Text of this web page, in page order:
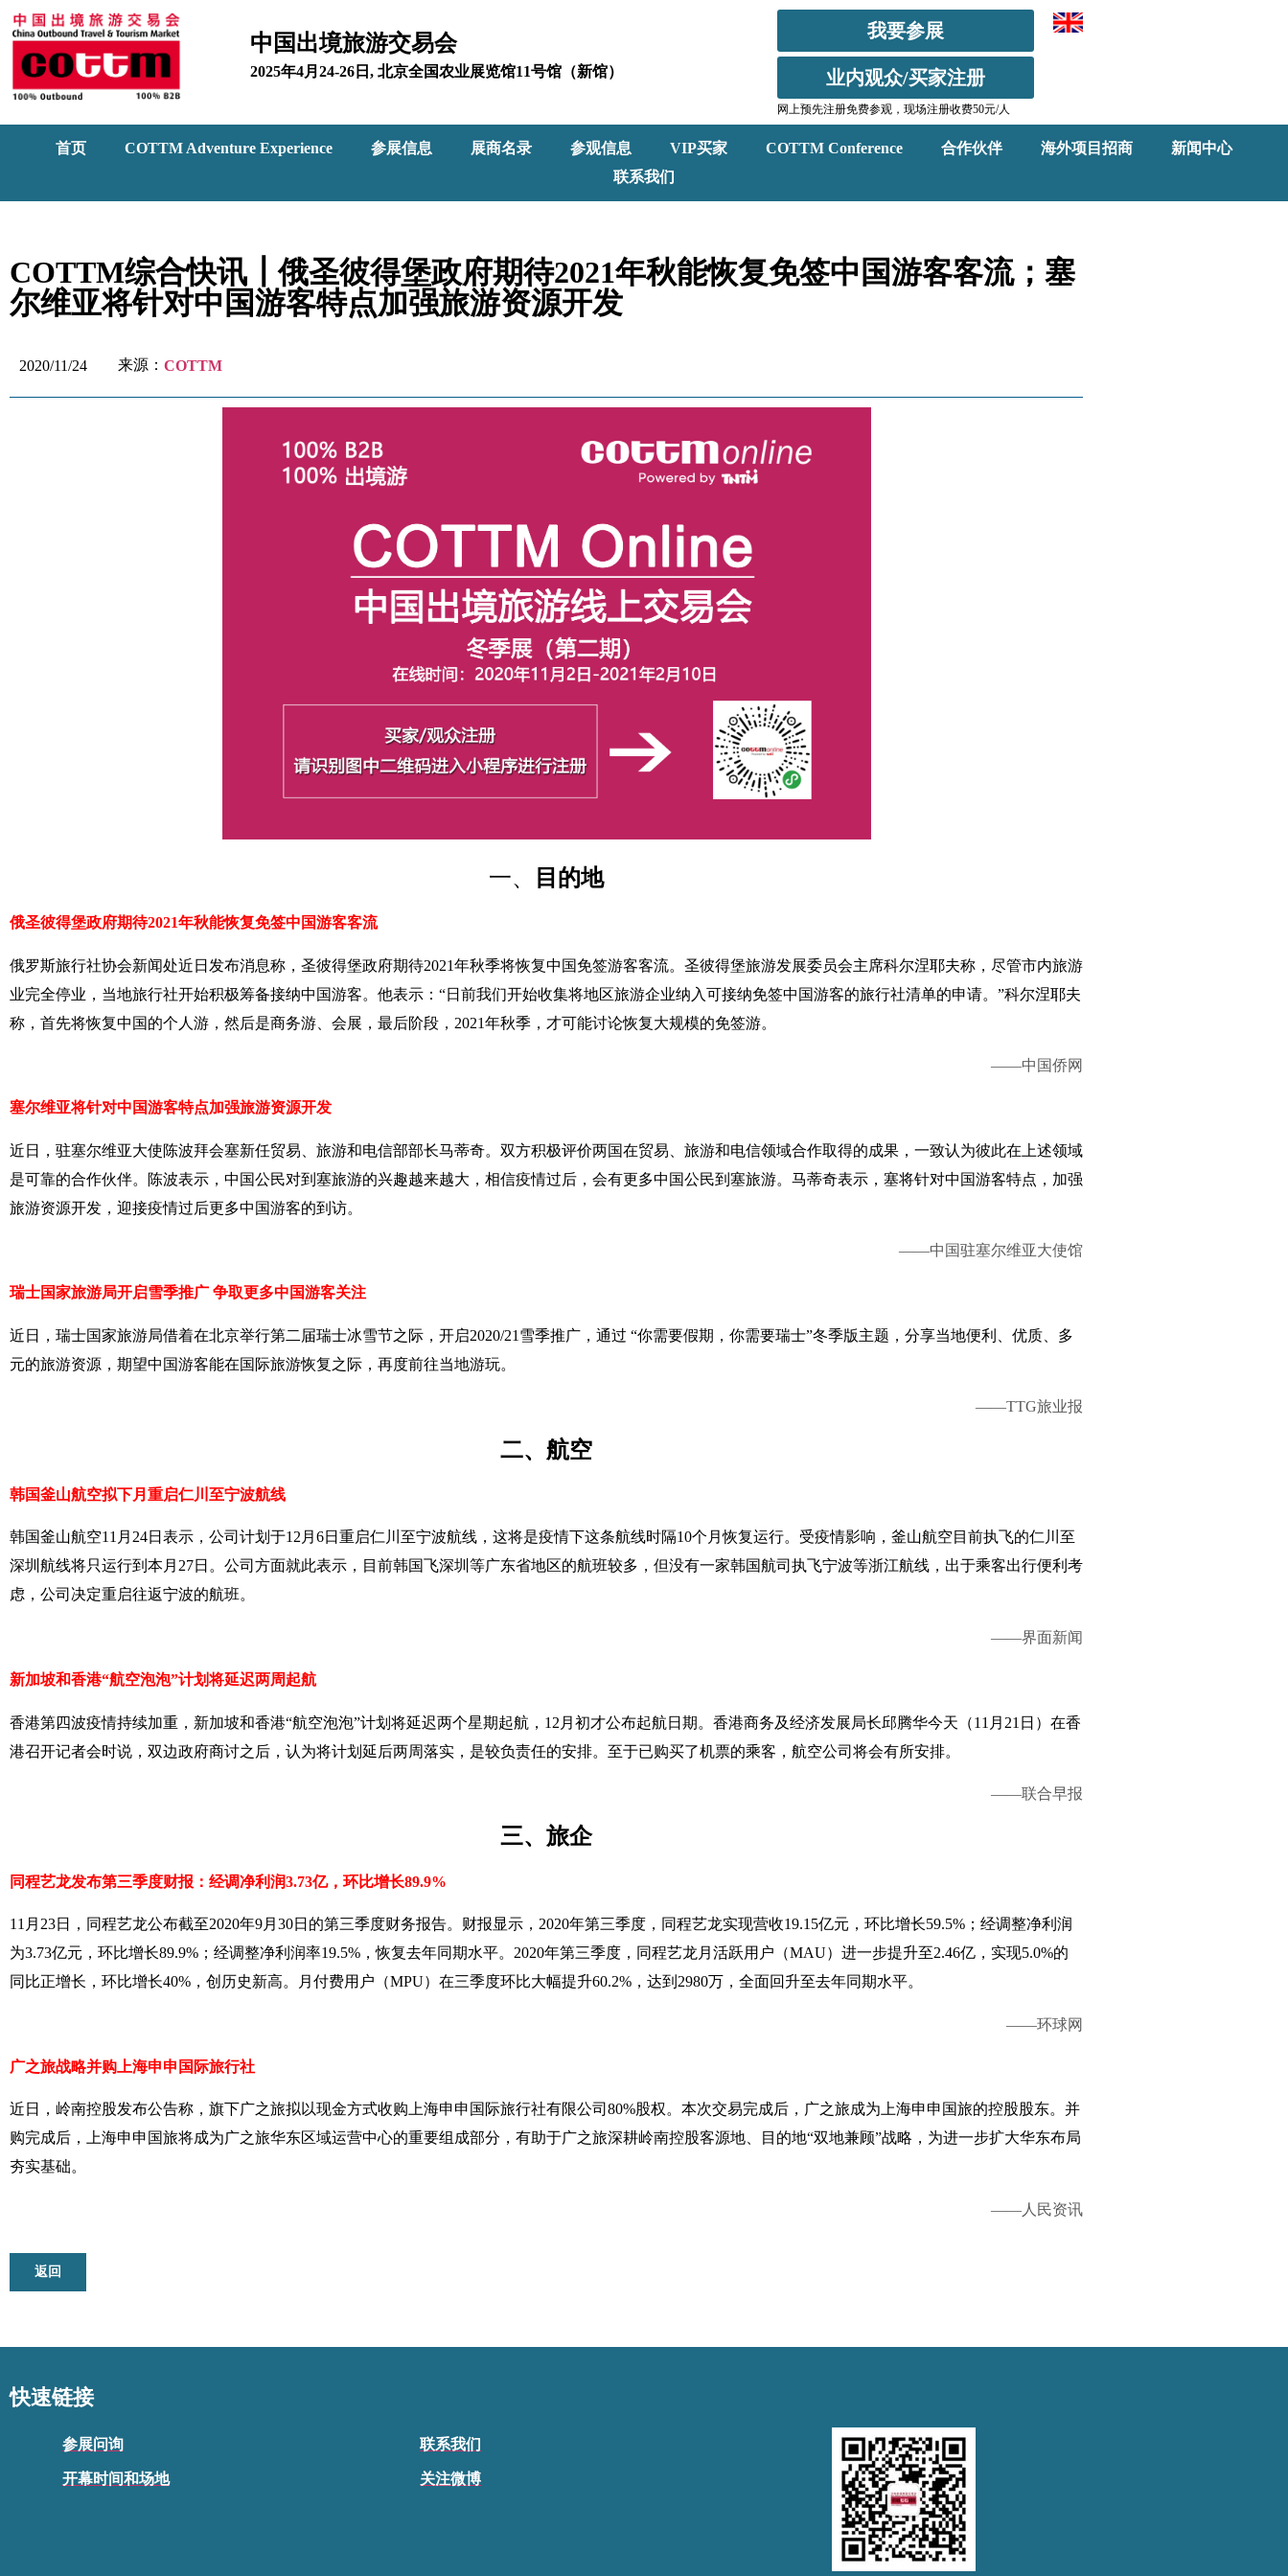
中国出境旅游交易会
2025年4月24-26日, 北京全国农业展览馆11号馆（新馆）
我要参展
业内观众/买家注册
网上预先注册免费参观，现场注册收费50元/人
首页 COTTM Adventure Experience 参展信息 展商名录 参观信息 VIP买家 COTTM Conference 合作伙伴 海外项目招商
新闻中心
联系我们
COTTM综合快讯┃俄圣彼得堡政府期待2021年秋能恢复免签中国游客客流；塞
尔维亚将针对中国游客特点加强旅游资源开发
2020/11/24 来源： COTTM
一、 目的地
俄圣彼得堡政府期待2021年秋能恢复免签中国游客客流
俄罗斯旅行社协会新闻处近日发布消息称，圣彼得堡政府期待2021年秋季将恢复中国免签游客客流。圣彼得堡旅游发展委员会主席科尔涅耶夫称，尽管市内旅游
业完全停业，当地旅行社开始积极筹备接纳中国游客。他表示：“日前我们开始收集将地区旅游企业纳入可接纳免签中国游客的旅行社清单的申请。”科尔涅耶夫
称，首先将恢复中国的个人游，然后是商务游、会展，最后阶段，2021年秋季，才可能讨论恢复大规模的免签游。
——中国侨网
塞尔维亚将针对中国游客特点加强旅游资源开发
近日，驻塞尔维亚大使陈波拜会塞新任贸易、旅游和电信部部长马蒂奇。双方积极评价两国在贸易、旅游和电信领域合作取得的成果，一致认为彼此在上述领域
是可靠的合作伙伴。陈波表示，中国公民对到塞旅游的兴趣越来越大，相信疫情过后，会有更多中国公民到塞旅游。马蒂奇表示，塞将针对中国游客特点，加强
旅游资源开发，迎接疫情过后更多中国游客的到访。
——中国驻塞尔维亚大使馆
瑞士国家旅游局开启雪季推广 争取更多中国游客关注
近日，瑞士国家旅游局借着在北京举行第二届瑞士冰雪节之际，开启2020/21雪季推广，通过 “你需要假期，你需要瑞士”冬季版主题，分享当地便利、优质、多
元的旅游资源，期望中国游客能在国际旅游恢复之际，再度前往当地游玩。
——TTG旅业报
二、 航空
韩国釜山航空拟下月重启仁川至宁波航线
韩国釜山航空11月24日表示，公司计划于12月6日重启仁川至宁波航线，这将是疫情下这条航线时隔10个月恢复运行。受疫情影响，釜山航空目前执飞的仁川至
深圳航线将只运行到本月27日。公司方面就此表示，目前韩国飞深圳等广东省地区的航班较多，但没有一家韩国航司执飞宁波等浙江航线，出于乘客出行便利考
虑，公司决定重启往返宁波的航班。
——界面新闻
新加坡和香港“航空泡泡”计划将延迟两周起航
香港第四波疫情持续加重，新加坡和香港“航空泡泡”计划将延迟两个星期起航，12月初才公布起航日期。香港商务及经济发展局长邱腾华今天（11月21日）在香
港召开记者会时说，双边政府商讨之后，认为将计划延后两周落实，是较负责任的安排。至于已购买了机票的乘客，航空公司将会有所安排。
——联合早报
三、 旅企
同程艺龙发布第三季度财报：经调净利润3.73亿，环比增长89.9%
11月23日，同程艺龙公布截至2020年9月30日的第三季度财务报告。财报显示，2020年第三季度，同程艺龙实现营收19.15亿元，环比增长59.5%；经调整净利润
为3.73亿元，环比增长89.9%；经调整净利润率19.5%，恢复去年同期水平。2020年第三季度，同程艺龙月活跃用户（MAU）进一步提升至2.46亿，实现5.0%的
同比正增长，环比增长40%，创历史新高。月付费用户（MPU）在三季度环比大幅提升60.2%，达到2980万，全面回升至去年同期水平。
——环球网
广之旅战略并购上海申申国际旅行社
近日，岭南控股发布公告称，旗下广之旅拟以现金方式收购上海申申国际旅行社有限公司80%股权。本次交易完成后，广之旅成为上海申申国旅的控股股东。并
购完成后，上海申申国旅将成为广之旅华东区域运营中心的重要组成部分，有助于广之旅深耕岭南控股客源地、目的地“双地兼顾”战略，为进一步扩大华东布局
夯实基础。
——人民资讯
返回
快速链接
参展问询
开幕时间和场地
联系我们
关注微博